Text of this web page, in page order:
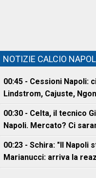
NOTIZIE CALCIO
00:45 - Cessioni Napoli:
Lindstrom, Cajuste,
00:30 - Celta, il tecnico
Napoli. Mercato? Ci
00:23 - Schira: "Il Napoli
Marianucci: arriva la